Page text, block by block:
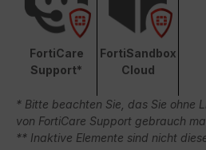
FortiCare
Support*
FortiSandbox
Cloud
* Bitte beachten Sie, das Sie ohne
von FortiCare Support gebrauch
** Inaktive Elemente sind nicht